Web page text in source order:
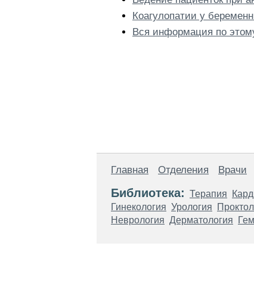
Коагулопатии у
Вся информация по
Главная Отделения Врачи
Библиотека: Терапия
Гинекология Урология
Неврология Дерматология